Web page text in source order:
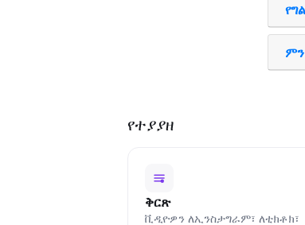
የተያያዘ
ቅርጽ
ቪዲዮዎን ለኢንስታግራም፣ ለቲክቶክ፣